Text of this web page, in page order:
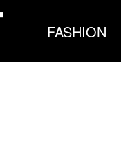
FASHION